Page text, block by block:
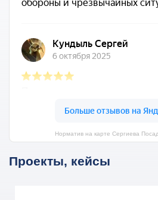
Норматив на карте Сергиева
Проекты, кейсы